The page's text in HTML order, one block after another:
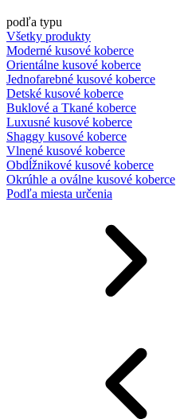
podľa typu
Všetky produkty
Moderné kusové koberce
Orientálne kusové koberce
Jednofarebné kusové koberce
Detské kusové koberce
Buklové a Tkané koberce
Luxusné kusové koberce
Shaggy kusové koberce
Vlnené kusové koberce
Obdĺžnikové kusové koberce
Okrúhle a oválne kusové koberce
Podľa miesta určenia